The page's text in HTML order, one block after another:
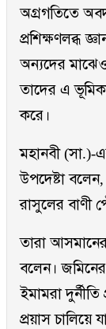
অগ্রগতিতে
প্রশিক্ষণলব্ধ
অন্যদের
তাদের এ
করে।
মহানবী (সা.)-
উপদেষ্টা
রাসুলের বাণী
তারা
বলেন।
ইমামরা
প্রয়াস চালিয়ে